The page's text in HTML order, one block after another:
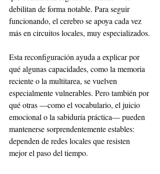
debilitan de forma notable. Para seguir
funcionando, el cerebro se apoya cada vez
más en circuitos locales, muy especializados.
Esta reconfiguración ayuda a explicar por
qué algunas capacidades, como la memoria
reciente o la multitarea, se vuelven
especialmente vulnerables. Pero también por
qué otras —como el vocabulario, el juicio
emocional o la sabiduría práctica— pueden
mantenerse sorprendentemente estables:
dependen de redes locales que resisten
mejor el paso del tiempo.